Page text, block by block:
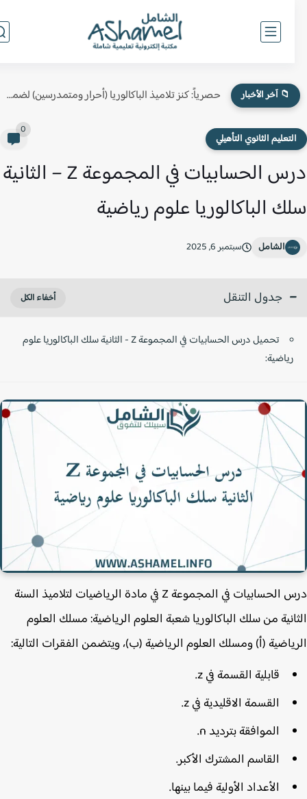
📁 آخر الأخبار حصرياً: كنز تلاميذ الباكالوريا (أحرار ومتمدرسين) لضمان النقطة الكاملة في...
الثانوي التأهيلي
درس الحسابيات في المجموعة Z – الثانية
الباكالوريا علوم رياضية
الشامل سبتمبر 6, 2025
جدول التنقل
تحميل درس الحسابيات في المجموعة Z - الثانية سلك الباكالوريا علوم
رياضية:
درس الحسابيات في المجموعة Z في مادة الرياضيات لتلاميذ السنة
من سلك الباكالوريا شعبة العلوم الرياضية: مسلك العلوم
(أ) ومسلك العلوم الرياضية (ب)، ويتضمن الفقرات التالية:
قابلية القسمة في z.
القسمة الاقليدية في z.
الموافقة بترديد n.
القاسم المشترك الأكبر.
الأعداد الأولية فيما بينها.